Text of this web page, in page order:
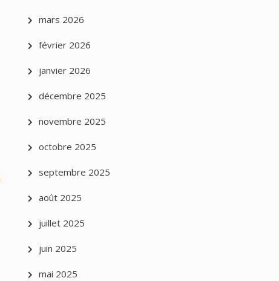
mars 2026
février 2026
janvier 2026
décembre 2025
novembre 2025
octobre 2025
septembre 2025
août 2025
juillet 2025
juin 2025
mai 2025